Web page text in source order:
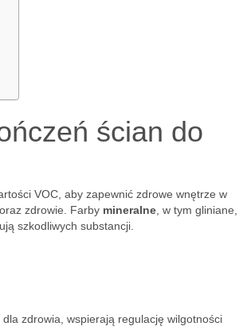
ścian do
VOC, aby zapewnić zdrowe wnętrze w
zdrowie. Farby mineralne , w tym gliniane,
szkodliwych substancji.
dla zdrowia, wspierają regulację wilgotności